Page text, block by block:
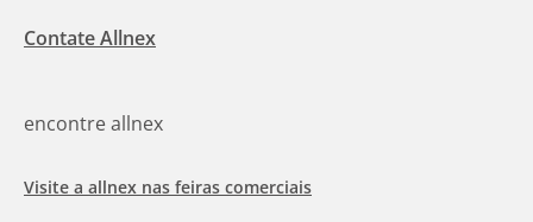
Contate Allnex
encontre allnex
Visite a allnex nas feiras comerciais